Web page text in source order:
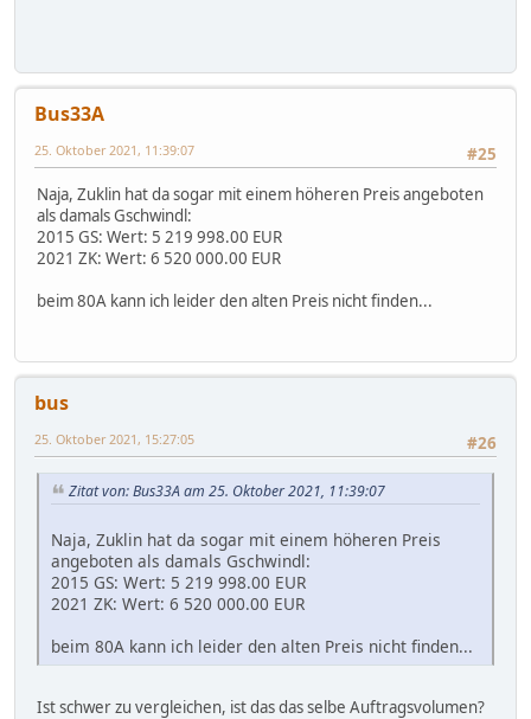
Bus33A
#25
25. Oktober 2021, 11:39:07
Naja, Zuklin hat da sogar mit einem höheren Preis angeboten
als damals Gschwindl:
2015 GS: Wert: 5 219 998.00 EUR
2021 ZK: Wert: 6 520 000.00 EUR
beim 80A kann ich leider den alten Preis nicht finden...
bus
#26
25. Oktober 2021, 15:27:05
Zitat von: Bus33A am 25. Oktober 2021, 11:39:07
Naja, Zuklin hat da sogar mit einem höheren Preis
angeboten als damals Gschwindl:
2015 GS: Wert: 5 219 998.00 EUR
2021 ZK: Wert: 6 520 000.00 EUR
beim 80A kann ich leider den alten Preis nicht finden...
Ist schwer zu vergleichen, ist das das selbe Auftragsvolumen?